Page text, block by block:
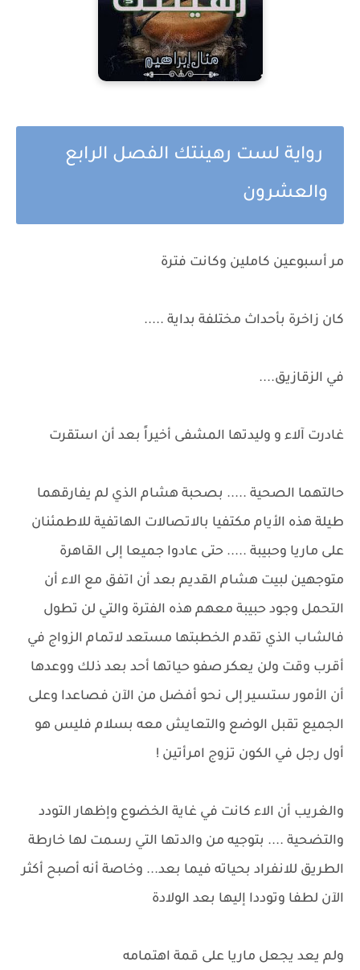
رواية لست رهينتك الفصل الرابع
والعشرون
مر أسبوعين كاملين وكانت فترة
كان زاخرة بأحداث مختلفة بداية .....
في الزقازيق....
غادرت آلاء و وليدتها المشفى أخيراً بعد أن استقرت
حالتهما الصحية ..... بصحبة هشام الذي لم يفارقهما
طيلة هذه الأيام مكتفيا بالاتصالات الهاتفية للاطمئنان
على ماريا وحبيبة ..... حتى عادوا جميعا إلى القاهرة
متوجهين لبيت هشام القديم بعد أن اتفق مع الاء أن
التحمل وجود حبيبة معهم هذه الفترة والتي لن تطول
فالشاب الذي تقدم الخطبتها مستعد لاتمام الزواج في
أقرب وقت ولن يعكر صفو حياتها أحد بعد ذلك ووعدها
أن الأمور ستسير إلى نحو أفضل من الآن فصاعدا وعلى
الجميع تقبل الوضع والتعايش معه بسلام فليس هو
أول رجل في الكون تزوج امرأتين !
والغريب أن الاء كانت في غاية الخضوع وإظهار التودد
والتضحية .... بتوجيه من والدتها التي رسمت لها خارطة
الطريق للانفراد بحياته فيما بعد... وخاصة أنه أصبح أكثر
الآن لطفا وتوددا إليها بعد الولادة
ولم يعد يجعل ماريا على قمة اهتمامه